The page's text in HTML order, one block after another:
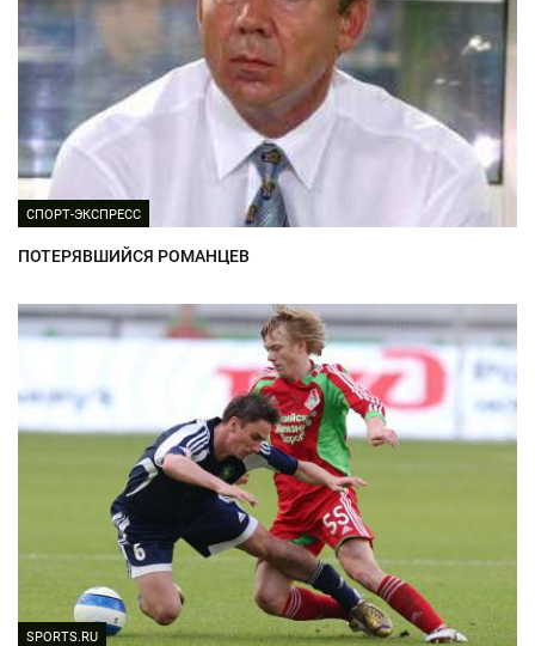
СПОРТ-ЭКСПРЕСС
ПОТЕРЯВШИЙСЯ РОМАНЦЕВ
SPORTS.RU